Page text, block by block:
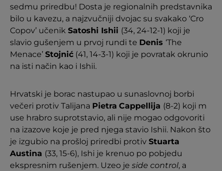
sedmu priredbu! Dosta je regionalnih predstavnika
bilo u kavezu, a najzvučniji dvojac su svakako ‘Cro
Copov’ učenik Satoshi Ishii (34, 24-12-1) koji je
slavio gušenjem u prvoj rundi te Denis ‘The
Menace’ Stojnić (41, 14-3-1) koji je povratak okrunio
na isti način kao i Ishii.
Hrvatski je borac nastupao u sunaslovnoj borbi
večeri protiv Talijana Pietra Cappellija (8-2) koji m
use hrabro suprotstavio, ali nije mogao odgovoriti
na izazove koje je pred njega stavio Ishii. Nakon što
je izgubio na prošloj priredbi protiv Stuarta
Austina (33, 15-6), Ishi je krenuo po pobjedu
ekspresnim rušenjem. Uzeo je side control, a